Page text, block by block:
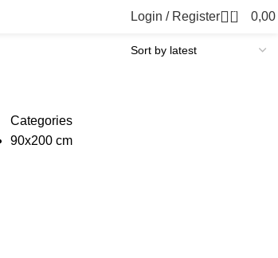
Login / Register 0 0,00
Categories
90x200 cm